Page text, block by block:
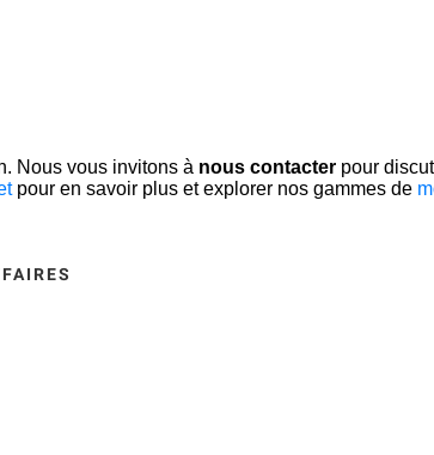
Nous vous invitons à nous contacter pour
pour en savoir plus et explorer nos gammes de